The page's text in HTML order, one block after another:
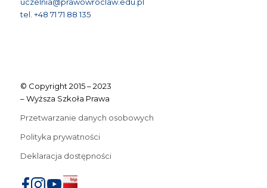
tel. +48 71 71 88 135
© Copyright 2015 – 2023
– Wyższa Szkoła Prawa
Przetwarzanie danych osobowych
Polityka prywatności
Deklaracja dostępności